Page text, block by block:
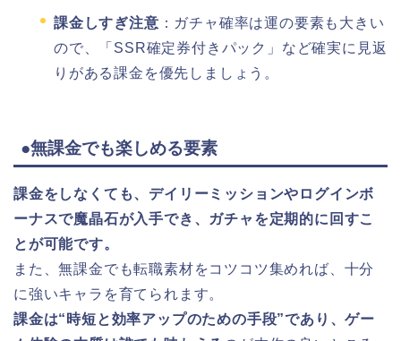
課金しすぎ注意 ：ガチャ確率は運の要素も大きい
ので、「SSR確定券付きパック」など確実に見返
りがある課金を優先しましょう。
●無課金でも楽しめる要素
課金をしなくても、デイリーミッションやログインボ
ーナスで魔晶石が入手でき、ガチャを定期的に回すこ
とが可能です。
また、無課金でも転職素材をコツコツ集めれば、十分
に強いキャラを育てられます。
課金は“時短と効率アップのための手段”であり、ゲー